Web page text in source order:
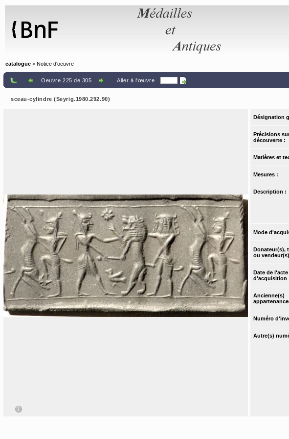
catalogue > Notice d'oeuvre
Oeuvre 225 de 305 Aller à l'œuvre
sceau-cylindre (Seyrig.1980.292.90)
Désignation
Précisions
découverte :
Matières et
Mesures :
Description :
Mode
Donateur(s),
ou
Date de l'acte
d'acquisition
Ancienne(s)
Numéro
Autre(s)